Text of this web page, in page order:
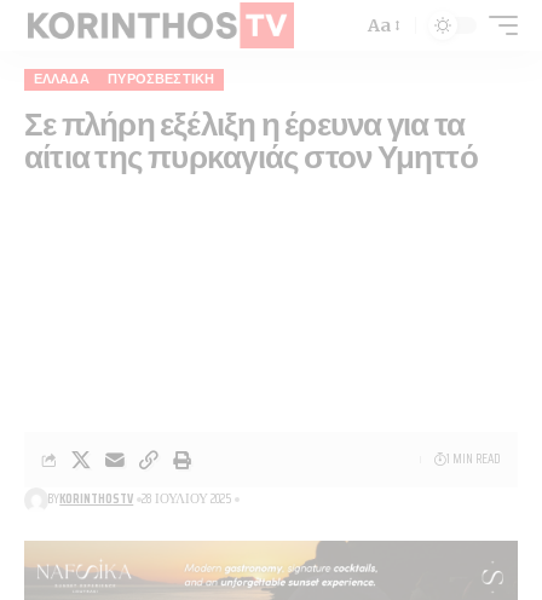
Aa
ΕΛΛΆΔΑ ΠΥΡΟΣΒΕΣΤΙΚΉ
Σε πλήρη εξέλιξη η έρευνα για τα
αίτια της πυρκαγιάς στον Υμηττό
BYKORINTHOSTV 28 ΙΟΥΛΊΟΥ 2025
1 MIN READ